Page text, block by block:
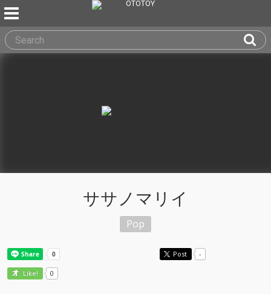
ササノマリイ
Pop
Post -
Like! 0